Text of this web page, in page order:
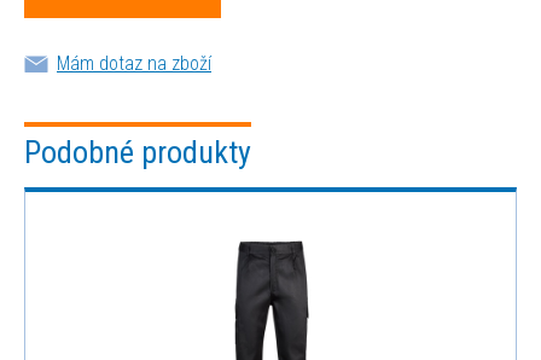
Mám dotaz na zboží
Podobné produkty